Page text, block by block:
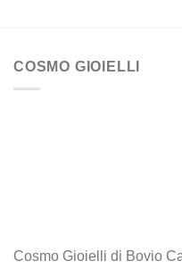
COSMO GIOIELLI
Cosmo Gioielli di Bovio